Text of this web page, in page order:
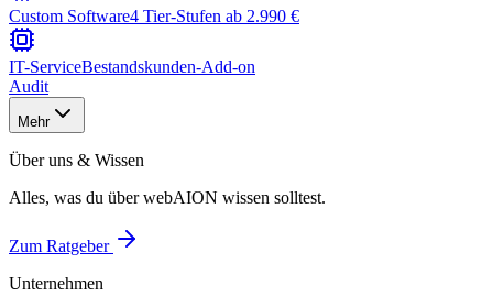
Custom Software4 Tier-Stufen ab 2.990 €
IT-ServiceBestandskunden-Add-on
Audit
Mehr
Über uns & Wissen
Alles, was du über webAION wissen solltest.
Zum Ratgeber
Unternehmen